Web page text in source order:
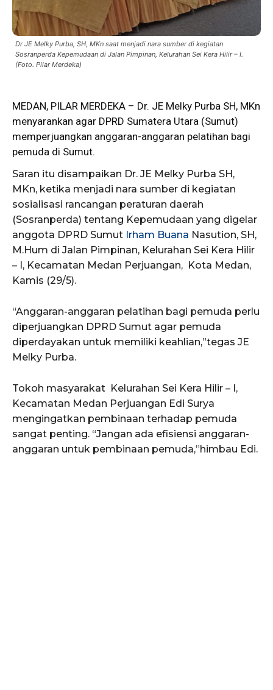
Dr JE Melky Purba, SH, MKn saat menjadi nara sumber di kegiatan
Sosranperda Kepemudaan di Jalan Pimpinan, Kelurahan Sei Kera Hilir – I.
(Foto. Pilar Merdeka)
MEDAN, PILAR MERDEKA – Dr. JE Melky Purba SH, MKn
menyarankan agar DPRD Sumatera Utara (Sumut)
memperjuangkan anggaran-anggaran pelatihan bagi
pemuda di Sumut.
Saran itu disampaikan Dr. JE Melky Purba SH,
MKn, ketika menjadi nara sumber di kegiatan
sosialisasi rancangan peraturan daerah
(Sosranperda) tentang Kepemudaan yang digelar
anggota DPRD Sumut Irham Buana Nasution, SH,
M.Hum di Jalan Pimpinan, Kelurahan Sei Kera Hilir
– I, Kecamatan Medan Perjuangan, Kota Medan,
Kamis (29/5).
“Anggaran-anggaran pelatihan bagi pemuda perlu
diperjuangkan DPRD Sumut agar pemuda
diperdayakan untuk memiliki keahlian,”tegas JE
Melky Purba.
Tokoh masyarakat Kelurahan Sei Kera Hilir – I,
Kecamatan Medan Perjuangan Edi Surya
mengingatkan pembinaan terhadap pemuda
sangat penting. “Jangan ada efisiensi anggaran-
anggaran untuk pembinaan pemuda,”himbau Edi.